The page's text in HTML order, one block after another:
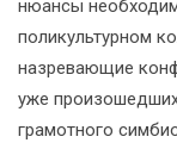
нюансы
поликультурном
назревающие
уже
грамотного